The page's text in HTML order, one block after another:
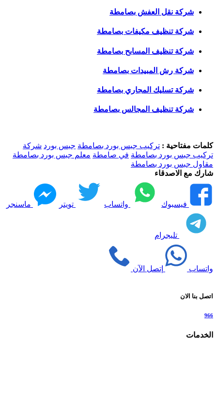
شركة نقل العفش بصامطة
شركة تنظيف مكيفات بصامطة
شركة تنظيف المسابح بصامطة
شركة رش المبيدات بصامطة
شركة تسليك المجاري بصامطة
شركة تنظيف المجالس بصامطة
كلمات مفتاحية : تركيب جبس بورد بصامطة جبس بورد شركة
تركيب جبس بورد بصامطة في صامطة معلم جبس بورد بصامطة
مقاول جبس بورد بصامطة
شارك مع الاصدقاء
فيسبوك واتساب تويتر ماسنجر
تليجرام
واتساب إتصل الآن
اتصل بنا الان
966
الخدمات